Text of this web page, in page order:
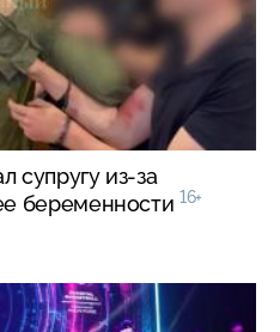
супругу из-за
беременности 16+